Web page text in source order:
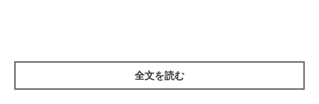
全文を読む